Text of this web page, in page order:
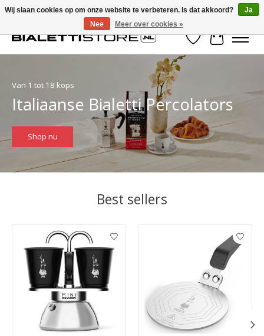
Verlanglijst
Van 1 tot 18 kops
Italiaanse Bialetti Percolators
Shop nu
Best sellers
Items van productcarrousel
Wij slaan cookies op om onze website te verbeteren. Is dat akkoord?
Ja
Nee
Meer over cookies »